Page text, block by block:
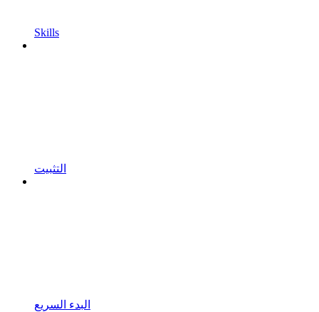
Skills
التثبيت
البدء السريع